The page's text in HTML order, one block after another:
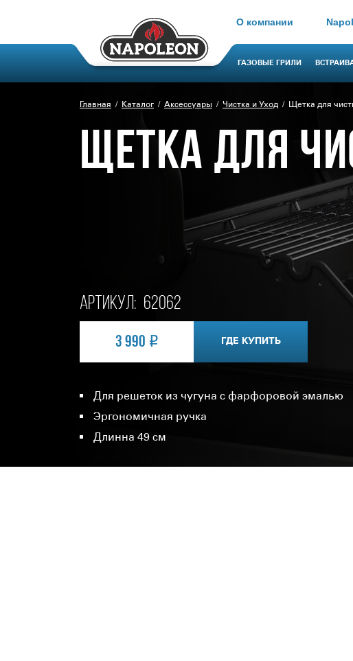
О компании
ГАЗОВЫЕ ГРИЛИ
Главная Каталог Аксессуары Чистка и Уход Щетка для
ЩЕТКА ДЛЯ
Артикул: 62062
3 990 ГДЕ КУПИТЬ
Для решеток из чугуна с фарфоровой эмалью
Эргономичная ручка
Длинна 49 см